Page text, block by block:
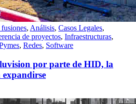
, Análisis, Casos Legales,
de proyectos, Infraestructuras,
, Redes, Software
por parte de HID, la
expandirse